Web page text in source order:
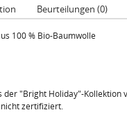
Beurteilungen (0)
100 % Bio-Baumwolle
"Bright Holiday"-Kollektion
zertifiziert.